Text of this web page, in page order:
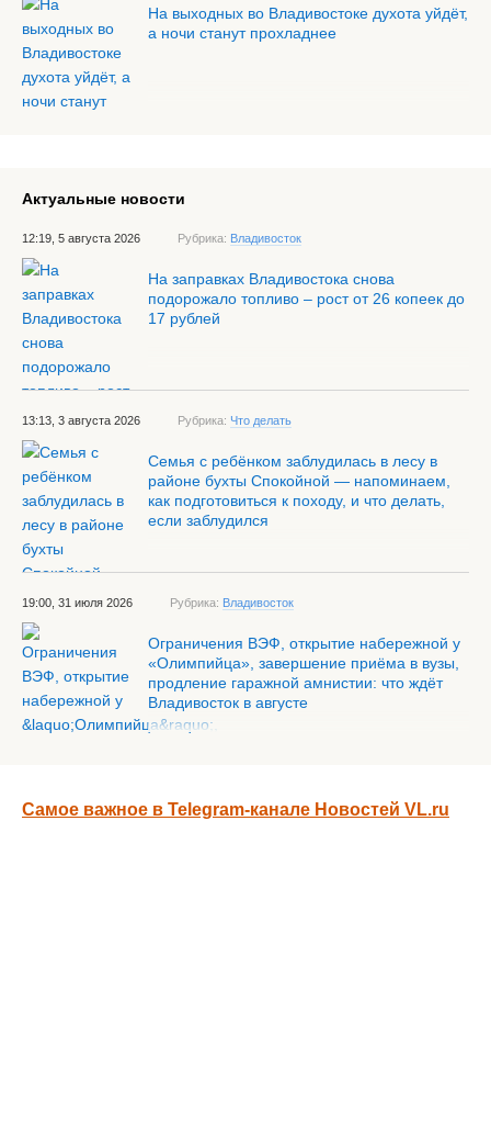
На выходных во Владивостоке духота уйдёт,
а ночи станут прохладнее
Актуальные новости
12:19, 5 августа 2026 Рубрика: Владивосток
На заправках Владивостока снова
подорожало топливо – рост от 26 копеек до
17 рублей
13:13, 3 августа 2026 Рубрика: Что делать
Семья с ребёнком заблудилась в лесу в
районе бухты Спокойной — напоминаем,
как подготовиться к походу, и что делать,
если заблудился
19:00, 31 июля 2026 Рубрика: Владивосток
Ограничения ВЭФ, открытие набережной у
«Олимпийца», завершение приёма в вузы,
продление гаражной амнистии: что ждёт
Владивосток в августе
Самое важное в Telegram-канале Новостей VL.ru